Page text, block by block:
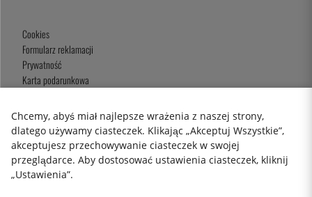
Cookies
Formularz reklamacji
Prywatność
Karta podarunkowa
2026 KitchenLab AB
Chcemy, abyś miał najlepsze wrażenia z naszej strony,
dlatego używamy ciasteczek. Klikając „Akceptuj Wszystkie”,
akceptujesz przechowywanie ciasteczek w swojej
przeglądarce. Aby dostosować ustawienia ciasteczek, kliknij
„Ustawienia”.